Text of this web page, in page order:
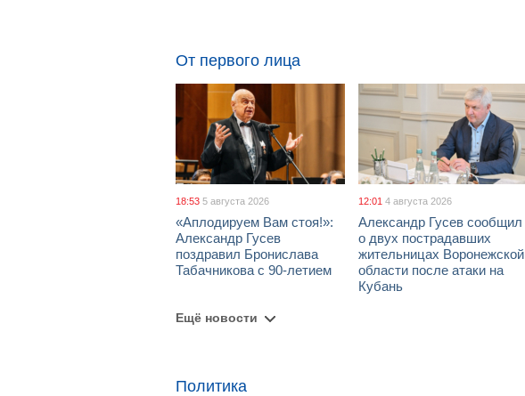
От первого лица
18:53 5 августа 2026
«Аплодируем Вам стоя!»:
Александр Гусев
поздравил Бронислава
Табачникова с 90-летием
12:01 4 августа 2026
Александр Гусев сообщил
о двух пострадавших
жительницах Воронежской
области после атаки на
Кубань
Ещё новости
Политика